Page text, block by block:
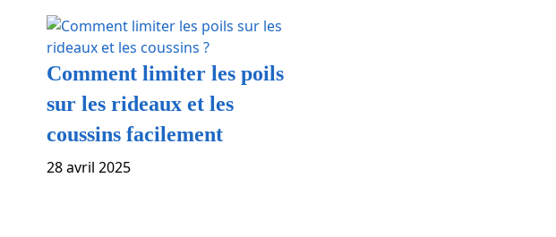
Comment limiter les poils
sur les rideaux et les
coussins facilement
28 avril 2025